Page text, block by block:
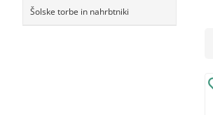
Šolske torbe in nahrbtniki